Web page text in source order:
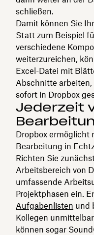
schließen.
Damit können Sie
Statt zum Beispiel
verschiedene
weiterzureichen,
Excel-Datei mit
Abschnitte
sofort in Dropbox
Jederzeit
Dropbox ermöglicht
Bearbeitung in
Richten Sie
Arbeitsbereich von
umfassende
Projektphasen ein.
Aufgabenlisten und
Kollegen
können sogar